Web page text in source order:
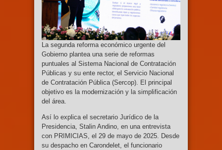
La segunda reforma económico urgente del
Gobierno plantea una serie de reformas
puntuales al Sistema Nacional de Contratación
Públicas y su ente rector, el Servicio Nacional
de Contratación Pública (Sercop). El principal
objetivo es la modernización y la simplificación
del área.
Así lo explica el secretario Jurídico de la
Presidencia, Stalin Andino, en una entrevista
con PRIMICIAS, el 29 de mayo de 2025. Desde
su despacho en Carondelet, el funcionario